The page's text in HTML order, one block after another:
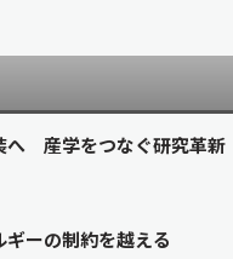
へ 産学をつなぐ研究革新
ーの制約を越える